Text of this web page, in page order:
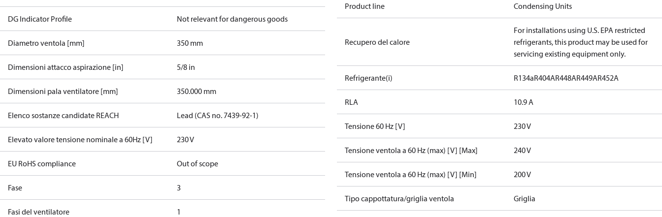
DG Indicator Profile Not relevant for dangerous goods
Diametro ventola [mm] 350 mm
Dimensioni attacco aspirazione [in] 5/8 in
Dimensioni pala ventilatore [mm] 350.000 mm
Elenco sostanze candidate REACH Lead (CAS no. 7439-92-1)
Elevato valore tensione nominale a 60Hz [V] 230 V
EU RoHS compliance Out of scope
Fase 3
Fasi del ventilatore 1
Product line Condensing Units
Recupero del calore
For installations using U.S. EPA restricted
refrigerants, this product may be used for
servicing existing equipment only.
Refrigerante(i) R134aR404AR448AR449AR452A
RLA 10.9 A
Tensione 60 Hz [V] 230 V
Tensione ventola a 60 Hz (max) [V] [Max] 240 V
Tensione ventola a 60 Hz (max) [V] [Min] 200 V
Tipo cappottatura/griglia ventola Griglia